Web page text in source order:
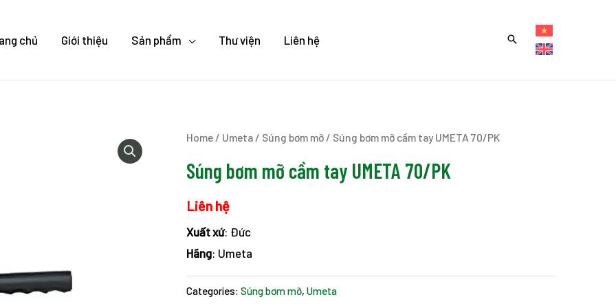
chủ Giới thiệu Sản phẩm Thư viện Liên hệ
Home/ Umeta/ Súng bơm mỡ/ Súng bơm mỡ cầm tay UMETA 70/PK
Súng bơm mỡ cầm tay UMETA 70/PK
Liên hệ
Xuất xứ: Đức
Hãng: Umeta
Categories: Súng bơm mỡ, Umeta